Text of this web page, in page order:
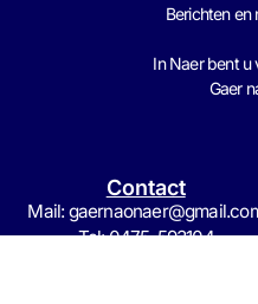
Berichten
In Naer bent u
Gaer
Contact
Mail:
Tel: 0475-593104